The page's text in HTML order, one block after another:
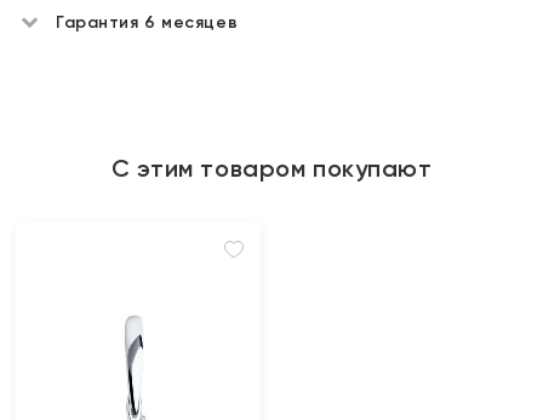
Гарантия 6 месяцев
С этим товаром покупают